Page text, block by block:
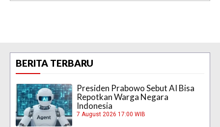
BERITA TERBARU
Presiden Prabowo Sebut AI Bisa
Repotkan Warga Negara
Indonesia
7 August 2026 17:00 WIB